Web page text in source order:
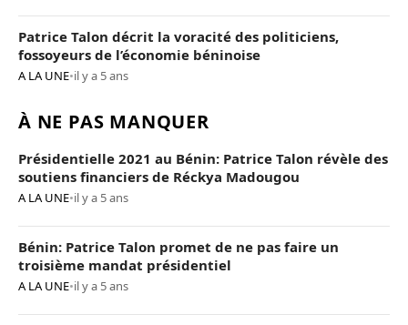
Patrice Talon décrit la voracité des politiciens,
fossoyeurs de l’économie béninoise
A LA UNE•il y a 5 ans
À NE PAS MANQUER
Présidentielle 2021 au Bénin: Patrice Talon révèle des
soutiens financiers de Réckya Madougou
A LA UNE•il y a 5 ans
Bénin: Patrice Talon promet de ne pas faire un
troisième mandat présidentiel
A LA UNE•il y a 5 ans